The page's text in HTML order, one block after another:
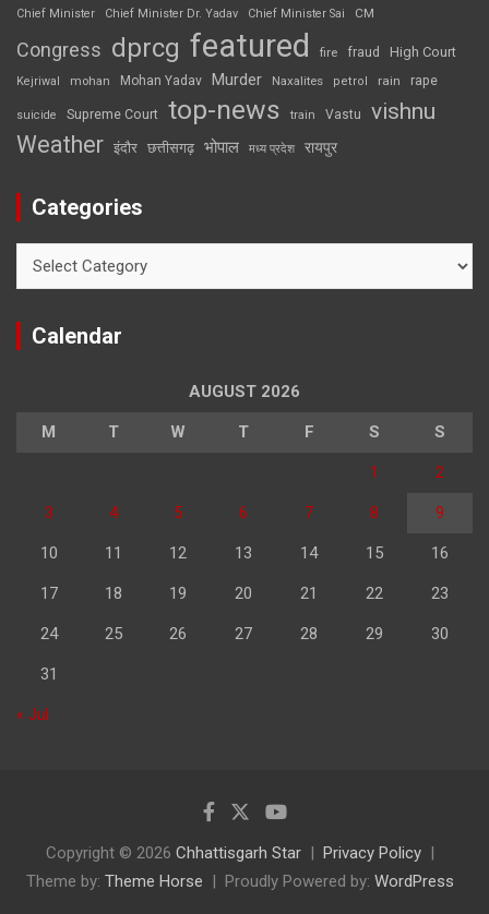
Chief Minister
Chief Minister Dr. Yadav Chief Minister Sai CM
Congress dprcg featured fire fraud High Court
Kejriwal mohan Mohan Yadav Murder Naxalites petrol rain rape
suicide Supreme Court top-news train Vastu vishnu
Weather इंदौर छत्तीसगढ़ भोपाल मध्य प्रदेश रायपुर
Categories
Calendar
AUGUST 2026
M T W T F S S
1 2
3 4 5 6 7 8 9
10 11 12 13 14 15 16
17 18 19 20 21 22 23
24 25 26 27 28 29 30
31
« Jul
Copyright © 2026 Chhattisgarh Star
Privacy Policy
Theme by: Theme Horse Proudly Powered by: WordPress